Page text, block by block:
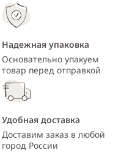
Надежная упаковка
Основательно упакуем
товар перед отправкой
Удобная доставка
Доставим заказ в любой
город России